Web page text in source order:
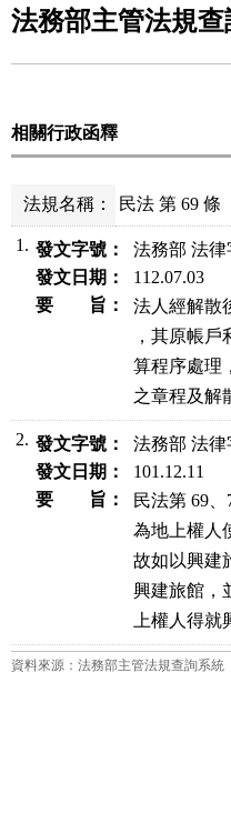
法務部主管法規查
相關行政函釋
法規名稱： 民法 第 69 條
1. 發文字號：
法務部 法律
發文日期：
112.07.03
要 旨：
法人經解散
，其原帳
算程序處理
之章程及解
2. 發文字號：
法務部 法律
發文日期：
101.12.11
要 旨：
民法第 69
為地上權人
故如以興建
興建旅館，
上權人得
資料來源：法務部主管法規查詢系統